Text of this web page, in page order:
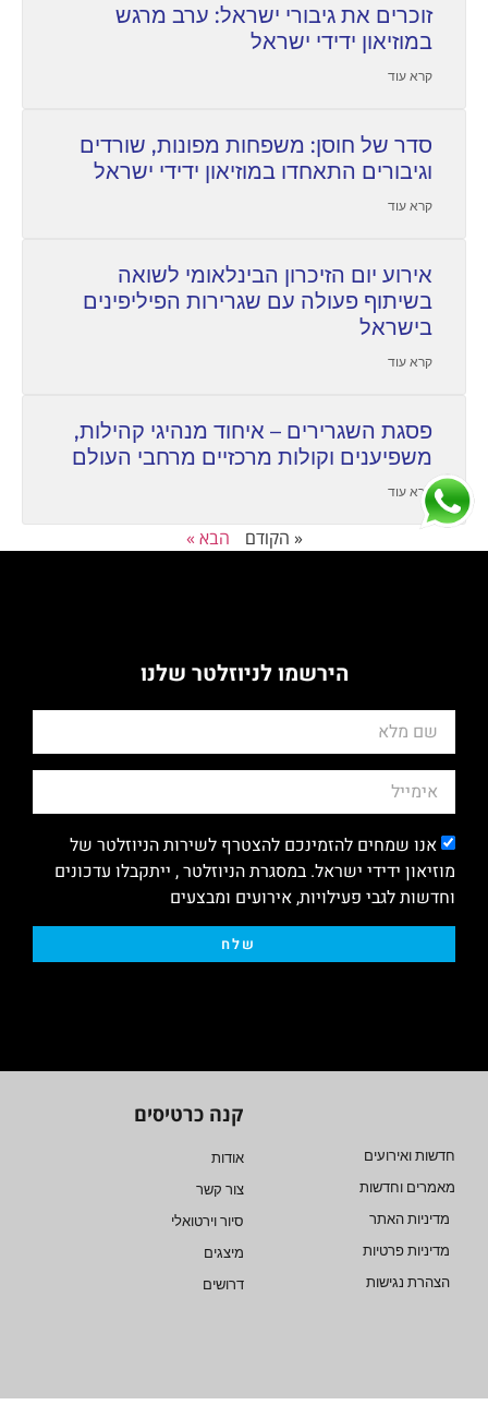
זוכרים את גיבורי ישראל: ערב מרגש
במוזיאון ידידי ישראל
קרא עוד
סדר של חוסן: משפחות מפונות, שורדים
וגיבורים התאחדו במוזיאון ידידי ישראל
קרא עוד
אירוע יום הזיכרון הבינלאומי לשואה
בשיתוף פעולה עם שגרירות הפיליפינים
בישראל
קרא עוד
פסגת השגרירים – איחוד מנהיגי קהילות,
משפיענים וקולות מרכזיים מרחבי העולם
קרא עוד
« הקודם הבא »
הירשמו לניוזלטר שלנו
אנו שמחים להזמינכם להצטרף לשירות הניוזלטר של
מוזיאון ידידי ישראל. במסגרת הניוזלטר , ייתקבלו עדכונים
וחדשות לגבי פעילויות, אירועים ומבצעים
שלח
חדשות ואירועים
מאמרים וחדשות
מדיניות האתר
מדיניות פרטיות
הצהרת נגישות
קנה כרטיסים
אודות
צור קשר
סיור וירטואלי
מיצגים
דרושים